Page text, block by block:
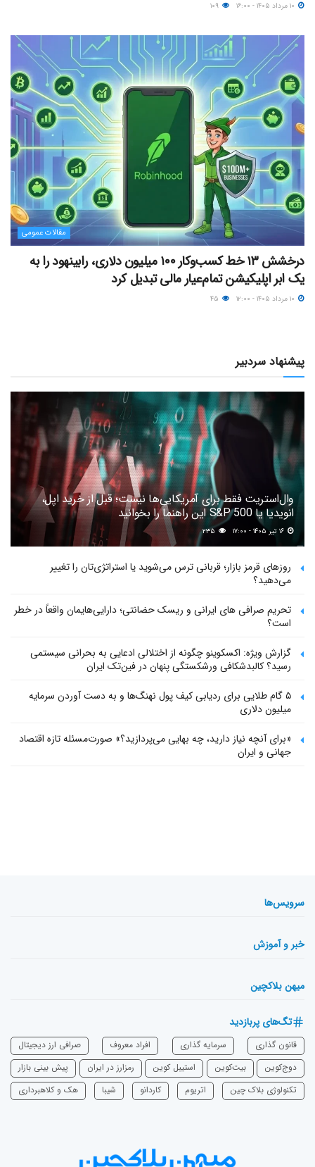
مقالات عمومی
درخشش ۱۳ خط کسب‌وکار ۱۰۰ میلیون دلاری، رابینهود را به
یک ابر اپلیکیشن تمام‌عیار مالی تبدیل کرد
پیشنهاد سردبیر
وال‌استریت فقط برای آمریکایی‌ها نیست؛ قبل از خرید اپل،
انویدیا یا S&P 500 این راهنما را بخوانید
۲۳۵
روزهای قرمز بازار؛ قربانی ترس می‌شوید یا استراتژی‌تان را تغییر
می‌دهید؟
تحریم صرافی های ایرانی و ریسک حضانتی؛ دارایی‌هایمان واقعاً در خطر
است؟
گزارش ویژه: اکسکوینو چگونه از اختلالی ادعایی به بحرانی سیستمی
رسید؟ کالبدشکافی ورشکستگی پنهان در فین‌تک ایران
۵ گام طلایی برای ردیابی کیف پول‌ نهنگ‌ها و به دست آوردن سرمایه
میلیون دلاری
«برای آنچه نیاز دارید، چه بهایی می‌پردازید؟» صورت‌مسئله تازه اقتصاد
جهانی و ایران
سرویس‌ها
خبر و آموزش
میهن بلاکچین
تگ‌های پربازدید
قانون گذاری سرمایه‌ گذاری افراد معروف
صرافی ارز دیجیتال
دوج‌کوین
بیت‌کوین استیبل کوین رمزارز در ایران
پیش بینی بازار
تکنولوژی بلاک چین
اتریوم ‌کاردانو شیبا هک و کلاهبرداری